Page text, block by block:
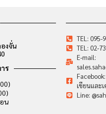
องจั่น
ร
น
TEL: 095-
TEL: 02-
E-mail:
เขียนและ
Line: